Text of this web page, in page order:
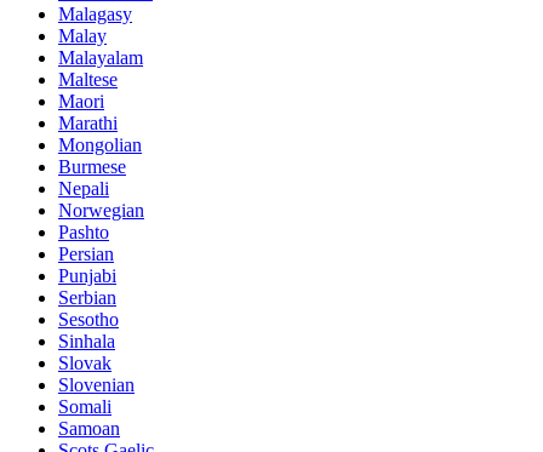
Malagasy
Malay
Malayalam
Maltese
Maori
Marathi
Mongolian
Burmese
Nepali
Norwegian
Pashto
Persian
Punjabi
Serbian
Sesotho
Sinhala
Slovak
Slovenian
Somali
Samoan